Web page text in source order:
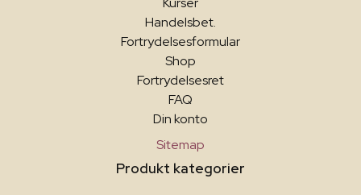
Handelsbet.
Fortrydelsesformular
Shop
Fortrydelsesret
FAQ
Din konto
Sitemap
Produkt kategorier